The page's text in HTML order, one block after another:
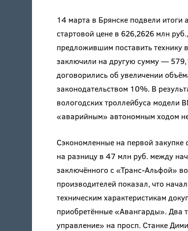
14 марта в Брянске подвели итоги
стартовой цене в 626,2626 млн
предложившим поставить технику
заключили на другую сумму —
договорились об увеличении
законодательством 10%. В
вологодских троллейбуса
«аварийным» автономным ходом
Сэкономленные на первой
на разницу в 47 млн руб. между
заключённого с «Транс-Альфой»
производителей показал, что
техническим характеристикам
приобретённые «Авангарды». Два
управление» на просп. Станке